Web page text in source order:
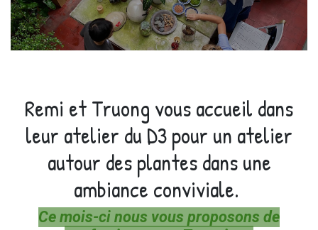
Remi et Truong vous accueil dans
leur atelier du D3 pour un atelier
autour des plantes dans une
ambiance conviviale.
Ce mois-ci nous vous proposons de